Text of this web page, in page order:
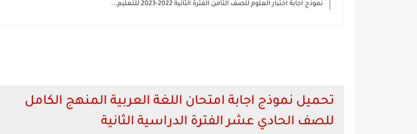
نموذج اجابة اختبار العلوم للصف الثامن الفترة الثانية 2022-2023 للتعليم...
تحميل نموذج اجابة امتحان اللغة العربية المنهج الكامل
للصف الحادي عشر الفترة الدراسية الثانية